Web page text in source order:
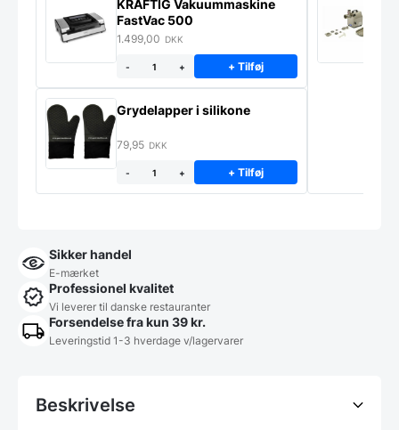
KRAFTIG Vakuummaskine
FastVac 500
1.499,00 DKK
- + + Tilføj
Grydelapper i silikone
79,95 DKK
- + + Tilføj
Sikker handel
E-mærket
Professionel kvalitet
Vi leverer til danske restauranter
Forsendelse fra kun 39 kr.
Leveringstid 1-3 hverdage v/lagervarer
Beskrivelse